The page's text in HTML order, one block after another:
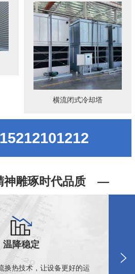
横流闭式冷却塔
15212101212
雕琢时代品质 —
温降稳定
换热技术，让设备更好的运